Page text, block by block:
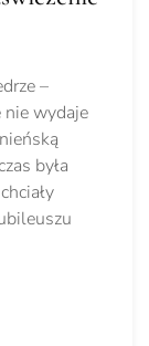
–
nie wydaje
była